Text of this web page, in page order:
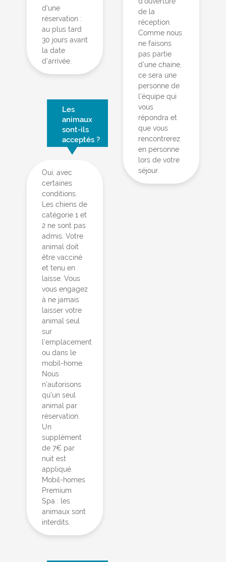
d’une
réservation :
au plus tard
30 jours avant
la date
d’arrivée.
Les
animaux
sont-ils
acceptés ?
Oui, avec
certaines
conditions.
Les chiens de
catégorie 1 et
2 ne sont pas
admis. Votre
animal doit
être vacciné
et tenu en
laisse. Vous
vous engagez
à ne jamais
laisser votre
animal seul
sur
l’emplacement
ou dans le
mobil-home.
Nous
n’autorisons
qu’un seul
animal par
réservation.
Un
supplément
de 7€ par
nuit est
appliqué.
Mobil-homes
Premium
Spa : les
animaux sont
interdits.
de la
réception.
Comme nous
ne faisons
pas partie
d’une chaine,
ce sera une
personne de
l’équipe qui
vous
répondra et
que vous
rencontrerez
en personne
lors de votre
séjour.